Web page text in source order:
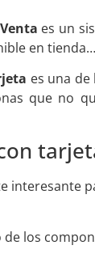
es un
en tienda…
es una
que no
interesante
los